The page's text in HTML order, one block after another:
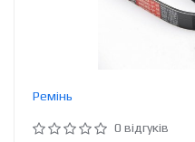
Ремінь
0 відгуків